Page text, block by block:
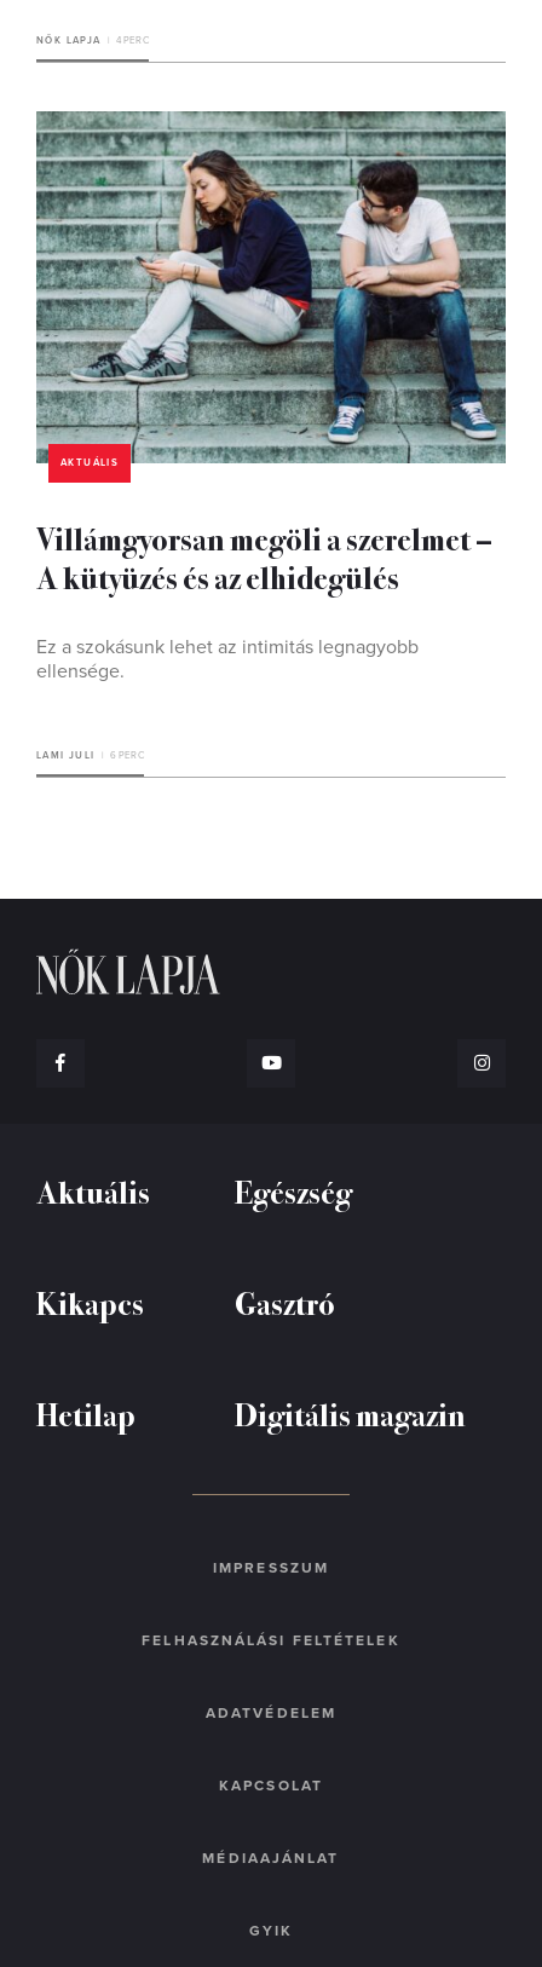
NŐK LAPJA 4 PERC
AKTUÁLIS
Villámgyorsan megöli a szerelmet –
A kütyüzés és az elhidegülés
Ez a szokásunk lehet az intimitás legnagyobb
ellensége.
LAMI JULI 6 PERC
Aktuális Egészség
Kikapcs Gasztró
Hetilap Digitális magazin
IMPRESSZUM
FELHASZNÁLÁSI FELTÉTELEK
ADATVÉDELEM
KAPCSOLAT
MÉDIAAJÁNLAT
GYIK